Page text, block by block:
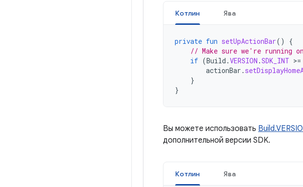
Котлин Ява
private fun setUpActionBar()
{
// Make sure we're running
if (Build .VERSION .SDK_INT >=
actionBar .
}
}
Вы можете использовать
дополнительной версии SDK.
Котлин Ява